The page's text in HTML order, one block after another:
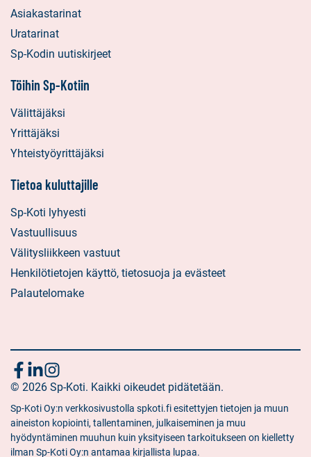
Asiakastarinat
Uratarinat
Sp-Kodin uutiskirjeet
Töihin Sp-Kotiin
Välittäjäksi
Yrittäjäksi
Yhteistyöyrittäjäksi
Tietoa kuluttajille
Sp-Koti lyhyesti
Vastuullisuus
Välitysliikkeen vastuut
Henkilötietojen käyttö, tietosuoja ja evästeet
Palautelomake
Seuraa
meitä
Sosiaalinen
media:
facebook
Sosiaalinen
media:
linkedin
Sosiaalinen
media:
instagram
© 2026 Sp-Koti. Kaikki oikeudet pidätetään.
Sp-Koti Oy:n verkkosivustolla spkoti.fi esitettyjen tietojen ja muun
aineiston kopiointi, tallentaminen, julkaiseminen ja muu
hyödyntäminen muuhun kuin yksityiseen tarkoitukseen on kielletty
ilman Sp-Koti Oy:n antamaa kirjallista lupaa.